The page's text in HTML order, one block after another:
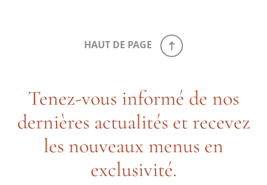
HAUT DE PAGE
Tenez-vous informé de nos
dernières actualités et recevez
les nouveaux menus en
exclusivité.